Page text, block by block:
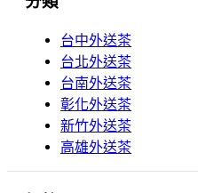
台中外送茶
台北外送茶
台南外送茶
彰化外送茶
新竹外送茶
高雄外送茶